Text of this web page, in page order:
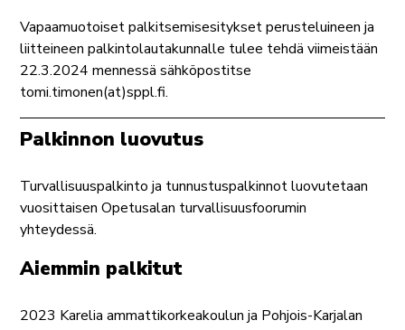
Vapaamuotoiset palkitsemisesitykset perusteluineen ja
liitteineen palkintolautakunnalle tulee tehdä viimeistään
22.3.2024 mennessä sähköpostitse
tomi.timonen(at)sppl.fi.
Palkinnon luovutus
Turvallisuuspalkinto ja tunnustuspalkinnot luovutetaan
vuosittaisen Opetusalan turvallisuusfoorumin
yhteydessä.
Aiemmin palkitut
2023 Karelia ammattikorkeakoulun ja Pohjois-Karjalan